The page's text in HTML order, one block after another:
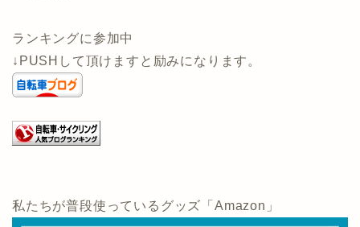
ランキングに参加中
↓PUSHして頂けますと励みになります。
私たちが普段使っているグッズ「Amazon」